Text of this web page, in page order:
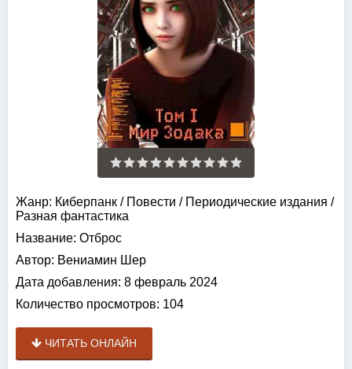
Жанр: Киберпанк / Повести / Периодические издания /
Разная фантастика
Название: Отброс
Автор: Вениамин Шер
Дата добавления: 8 февраль 2024
Количество просмотров: 104
ЧИТАТЬ ОНЛАЙН